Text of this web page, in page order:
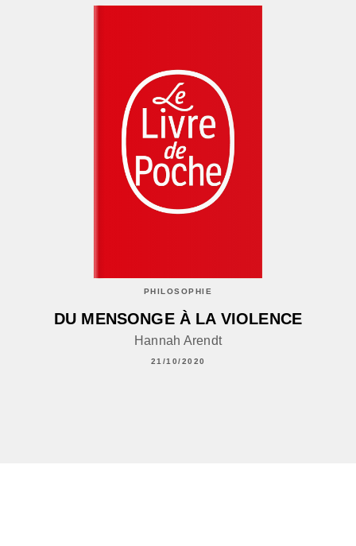
PHILOSOPHIE
DU MENSONGE À LA VIOLENCE
Hannah Arendt
21/10/2020